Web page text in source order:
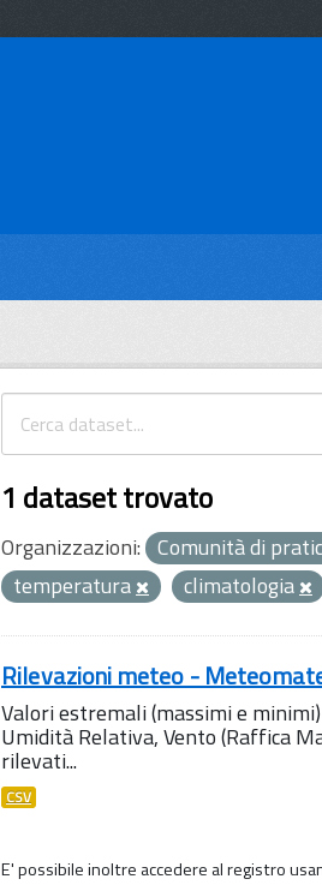
1 dataset trovato
Organizzazioni: Comunità di
temperatura
climatologia
Rilevazioni meteo -
Valori estremali (massimi e
Umidità Relativa, Vento (Raffica
rilevati...
CSV
E' possibile inoltre accedere al registro